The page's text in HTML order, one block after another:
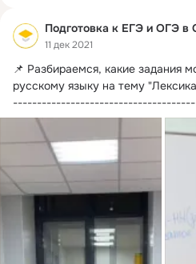
Подготовка к ЕГЭ и ОГЭ в
11 дек 2021
📌 Разбираемся, какие задания
русскому языку на тему